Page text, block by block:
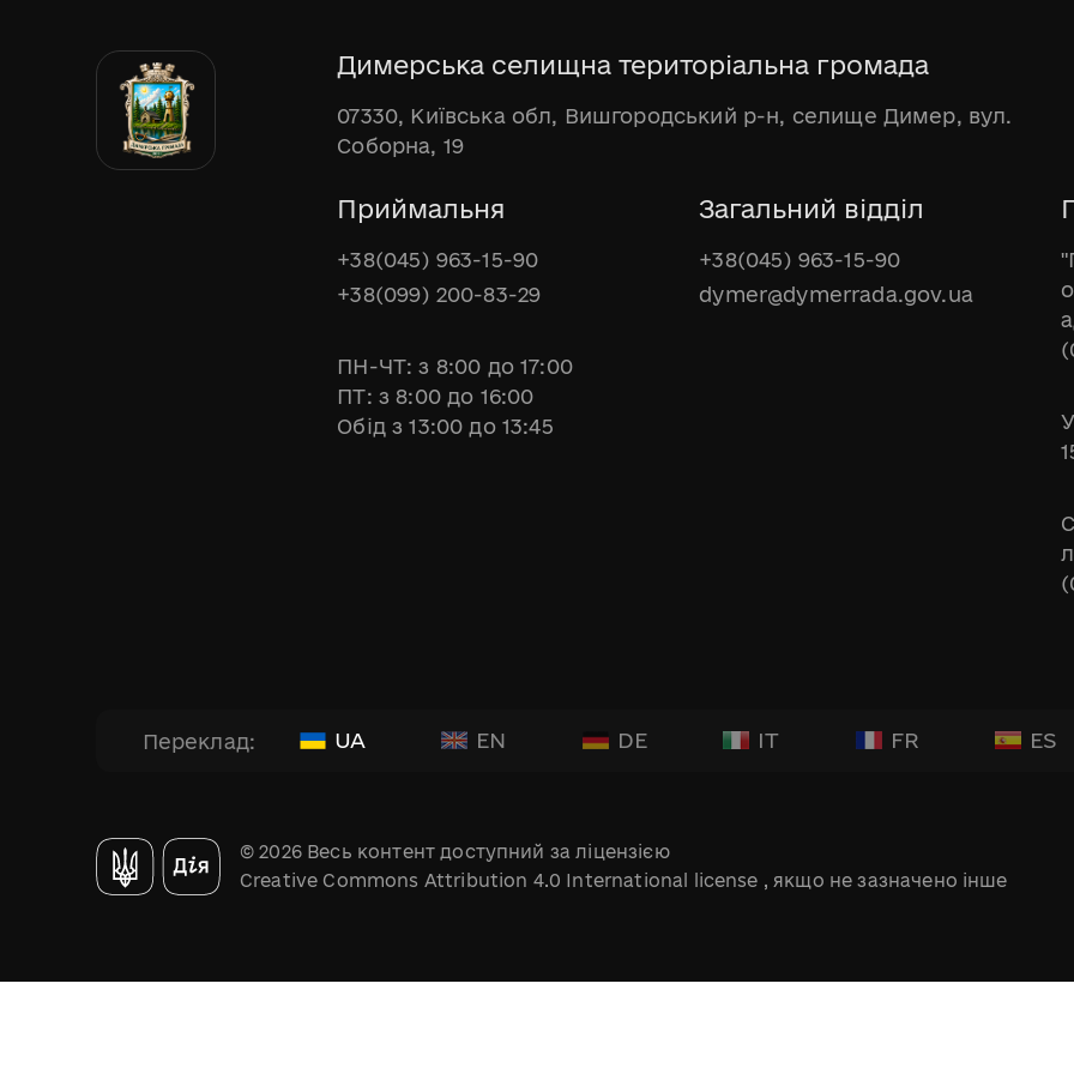
Димерська селищна територіальна громада
07330, Київська обл, Вишгородський р-н, селище Димер, вул.
Соборна, 19
Приймальня
+38(045) 963-15-90
+38(099) 200-83-29
ПН-ЧТ: з 8:00 до 17:00
ПТ: з 8:00 до 16:00
Обід з 13:00 до 13:45
Загальний відділ
+38(045) 963-15-90
dymer@dymerrada.gov.ua
Переклад: UA EN DE IT FR ES
© 2026 Весь контент доступний за ліцензією
Creative Commons Attribution 4.0 International license , якщо не зазначено інше